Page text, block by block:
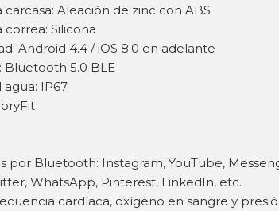
Aleación de zinc con ABS
Silicona
Android 4.4 / iOS 8.0 en adelante
Bluetooth 5.0 BLE
agua: IP67
por Bluetooth: Instagram, YouTube,
WhatsApp, Pinterest, LinkedIn, etc.
cardíaca, oxígeno en sangre y